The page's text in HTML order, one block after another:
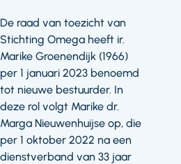
De raad van toezicht van
Stichting Omega heeft ir.
Marike Groenendijk (1966)
per 1 januari 2023 benoemd
tot nieuwe bestuurder. In
deze rol volgt Marike dr.
Marga Nieuwenhuijse op, die
per 1 oktober 2022 na een
dienstverband van 33 jaar